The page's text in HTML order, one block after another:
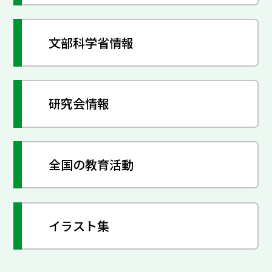
文部科学省情報
研究会情報
全国の教育活動
イラスト集